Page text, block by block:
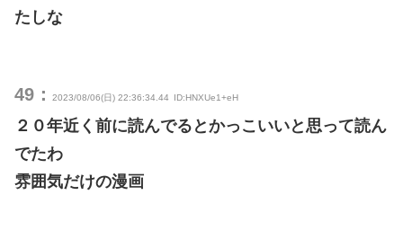
たしな
49： 2023/08/06(日) 22:36:34.44 ID:HNXUe1+eH
２０年近く前に読んでるとかっこいいと思って読ん
でたわ
雰囲気だけの漫画